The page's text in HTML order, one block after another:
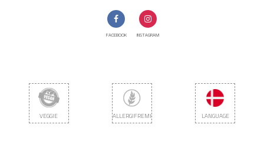
FACEBOOK INSTAGRAM
VEGGIE ALLERGIFREMKALDENDE LANGUAGE